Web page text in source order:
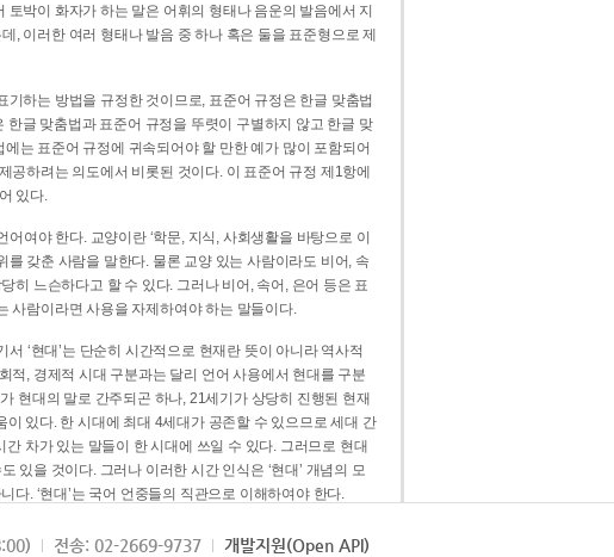
박이 화자가 하는 말은 어휘의 형태나 음운의 발음에서 지
, 이러한 여러 형태나 발음 중 하나 혹은 둘을 표준형으로 제
하는 방법을 규정한 것이므로, 표준어 규정은 한글 맞춤법
글 맞춤법과 표준어 규정을 뚜렷이 구별하지 않고 한글 맞
는 표준어 규정에 귀속되어야 할 만한 예가 많이 포함되어
하려는 의도에서 비롯된 것이다. 이 표준어 규정 제1항에
있다.
여야 한다. 교양이란 ‘학문, 지식, 사회생활을 바탕으로 이
갖춘 사람을 말한다. 물론 교양 있는 사람이라도 비어, 속
히 느슨하다고 할 수 있다. 그러나 비어, 속어, 은어 등은 표
사람이라면 사용을 자제하여야 하는 말들이다.
‘현대’는 단순히 시간적으로 현재란 뜻이 아니라 역사적
적, 경제적 시대 구분과는 달리 언어 사용에서 현대를 구분
현대의 말로 간주되곤 하나, 21세기가 상당히 진행된 현재
있다. 한 시대에 최대 4세대가 공존할 수 있으므로 세대 간
차가 있는 말들이 한 시대에 쓰일 수 있다. 그러므로 현대
있을 것이다. 그러나 이러한 시간 인식은 ‘현대’ 개념의 모
다. ‘현대’는 국어 언중들의 직관으로 이해하여야 한다.
준어의 공용어적 성격을 가장 크게 드러내 주는 기준이다.
전송: 02-2669-9737 개발지원(Open API)